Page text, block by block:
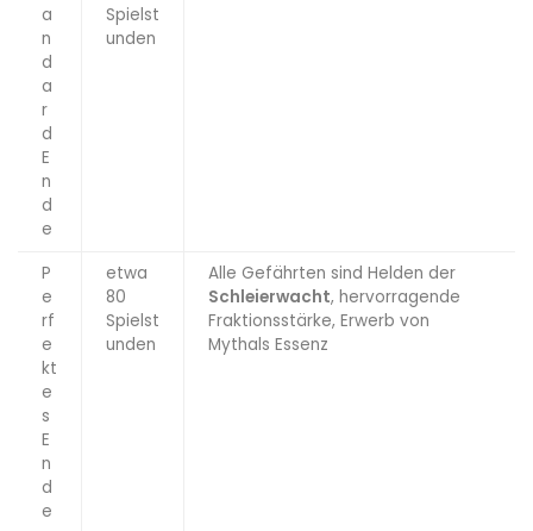
a
n
d
a
r
d
E
n
d
e
Spielst
unden
P
e
rf
e
kt
e
s
E
n
d
e
etwa
80
Spielst
unden
Alle Gefährten sind Helden der
Schleierwacht, hervorragende
Fraktionsstärke, Erwerb von
Mythals Essenz